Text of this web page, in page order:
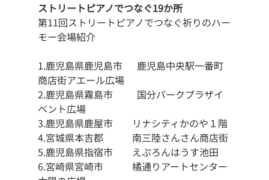
ストリートピアノでつなぐ19か所
第11回ストリートピアノでつなぐ祈りのハー
モー会場紹介
1.鹿児島県鹿児島市　  鹿児島中央駅一番町
商店街アエール広場
2.鹿児島県霧島市　　  国分パークプラザイ
ベント広場
3.鹿児島県鹿屋市　    リナシティかのや１階
4.宮城県本吉郡　　    南三陸さんさん商店街
5.鹿児島県指宿市　    えぷろんはうす池田
6.宮崎県宮崎市　　    橘通りアートセンター